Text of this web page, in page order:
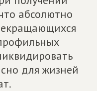
абсолютно
для жизней